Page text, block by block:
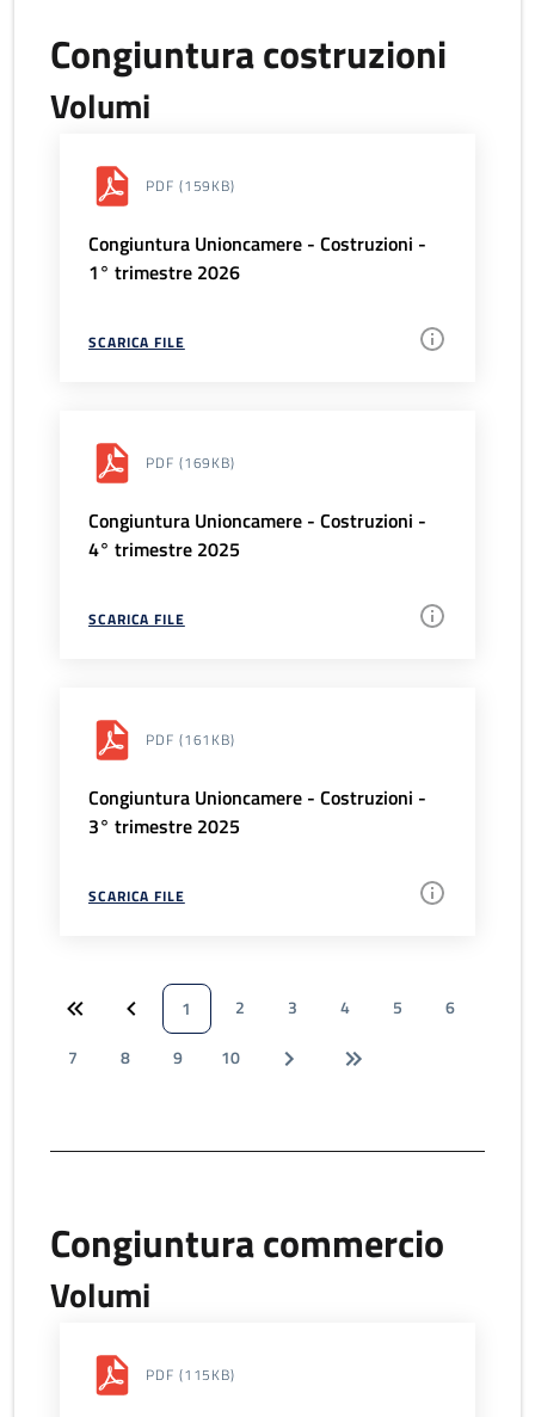
Congiuntura costruzioni
Volumi
PDF (159KB)
Congiuntura Unioncamere - Costruzioni -
1° trimestre 2026
SCARICA FILE
PDF (169KB)
Congiuntura Unioncamere - Costruzioni -
4° trimestre 2025
SCARICA FILE
PDF (161KB)
Congiuntura Unioncamere - Costruzioni -
3° trimestre 2025
SCARICA FILE
1 2 3 4 5
6
7
8 9 10
Congiuntura commercio
Volumi
PDF (115KB)